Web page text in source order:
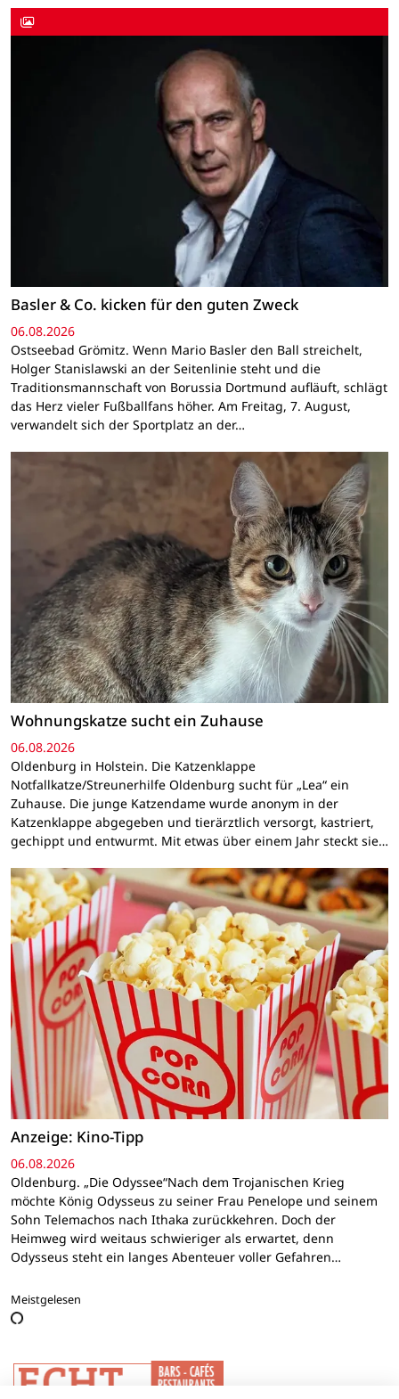
Basler & Co. kicken für den guten Zweck
06.08.2026
Ostseebad Grömitz. Wenn Mario Basler den Ball streichelt,
Holger Stanislawski an der Seitenlinie steht und die
Traditionsmannschaft von Borussia Dortmund aufläuft, schlägt
das Herz vieler Fußballfans höher. Am Freitag, 7. August,
verwandelt sich der Sportplatz an der…
Wohnungskatze sucht ein Zuhause
06.08.2026
Oldenburg in Holstein. Die Katzenklappe
Notfallkatze/Streunerhilfe Oldenburg sucht für „Lea“ ein
Zuhause. Die junge Katzendame wurde anonym in der
Katzenklappe abgegeben und tierärztlich versorgt, kastriert,
gechippt und entwurmt. Mit etwas über einem Jahr steckt sie…
Anzeige: Kino-Tipp
06.08.2026
Oldenburg. „Die Odyssee“Nach dem Trojanischen Krieg
möchte König Odysseus zu seiner Frau Penelope und seinem
Sohn Telemachos nach Ithaka zurückkehren. Doch der
Heimweg wird weitaus schwieriger als erwartet, denn
Odysseus steht ein langes Abenteuer voller Gefahren…
Meistgelesen